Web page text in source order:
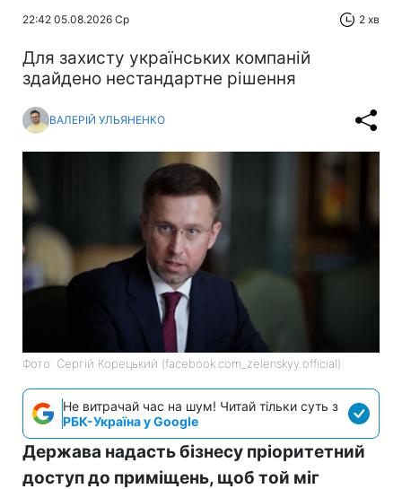
22:42 05.08.2026 Ср 2 хв
Для захисту українських компаній
здайдено нестандартне рішення
ВАЛЕРІЙ УЛЬЯНЕНКО
Фото: Сергій Корецький (facebook.com_zelenskyy.official)
Не витрачай час на шум! Читай тільки суть з
РБК-Україна у Google
Держава надасть бізнесу пріоритетний
доступ до приміщень, щоб той міг